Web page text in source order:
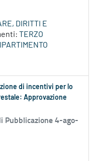
DIRITTI E
TERZO
di incentivi per lo
Approvazione
Pubblicazione 4-ago-